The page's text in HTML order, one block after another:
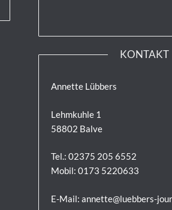
KONTAKT
Annette Lübbers
Lehmkuhle 1
58802 Balve
Tel.: 02375 205 6552
Mobil: 0173 5220633
E-Mail: annette@luebbers-